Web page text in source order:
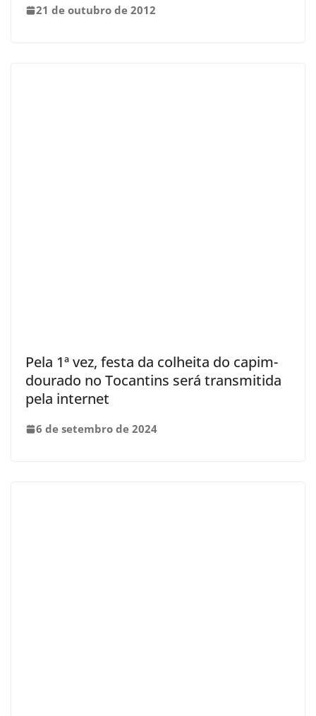
21 de outubro de 2012
Pela 1ª vez, festa da colheita do capim-
dourado no Tocantins será transmitida
pela internet
6 de setembro de 2024